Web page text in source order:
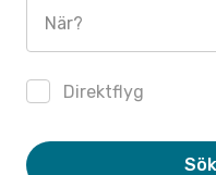
När?
Direktflyg